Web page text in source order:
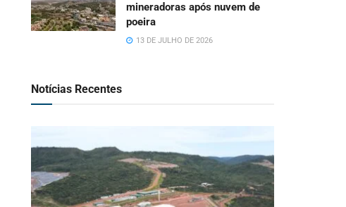
mineradoras após nuvem de
poeira
13 DE JULHO DE 2026
Notícias Recentes